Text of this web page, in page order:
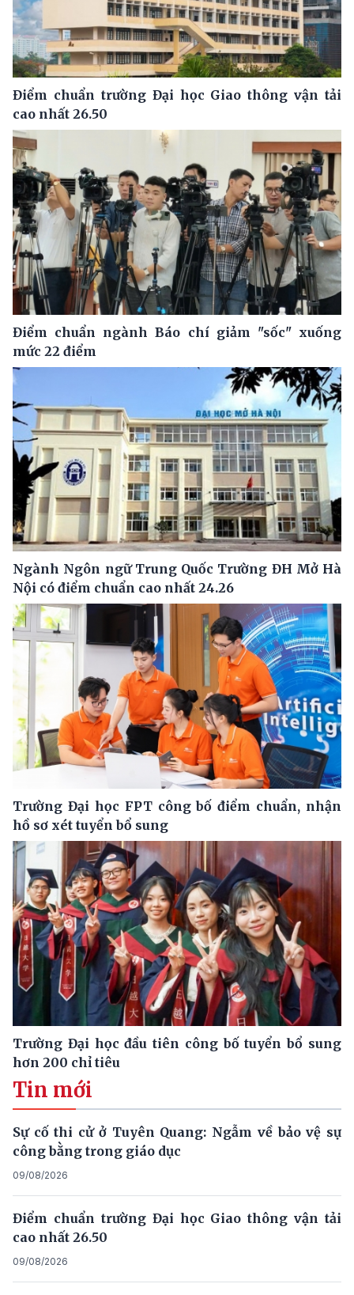
Điểm chuẩn trường Đại học Giao thông vận tải
cao nhất 26.50
Điểm chuẩn ngành Báo chí giảm "sốc" xuống
mức 22 điểm
Ngành Ngôn ngữ Trung Quốc Trường ĐH Mở Hà
Nội có điểm chuẩn cao nhất 24.26
Trường Đại học FPT công bố điểm chuẩn, nhận
hồ sơ xét tuyển bổ sung
Trường Đại học đầu tiên công bố tuyển bổ sung
hơn 200 chỉ tiêu
Tin mới
Sự cố thi cử ở Tuyên Quang: Ngẫm về bảo vệ sự
công bằng trong giáo dục
09/08/2026
Điểm chuẩn trường Đại học Giao thông vận tải
cao nhất 26.50
09/08/2026